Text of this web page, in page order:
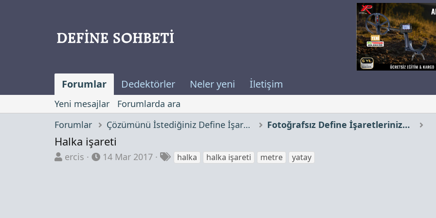
Forumlar Dedektörler Neler yeni İletişim
Yeni mesajlar
Forumlarda ara
Forumlar
Çözümünü İstediğiniz Define İşaretleri Fotoğrafsız Define İşaretlerinize Yorumlar
Halka işareti
K
ercis
B
14 Mar 2017
Ehalka halka işareti metre yatay